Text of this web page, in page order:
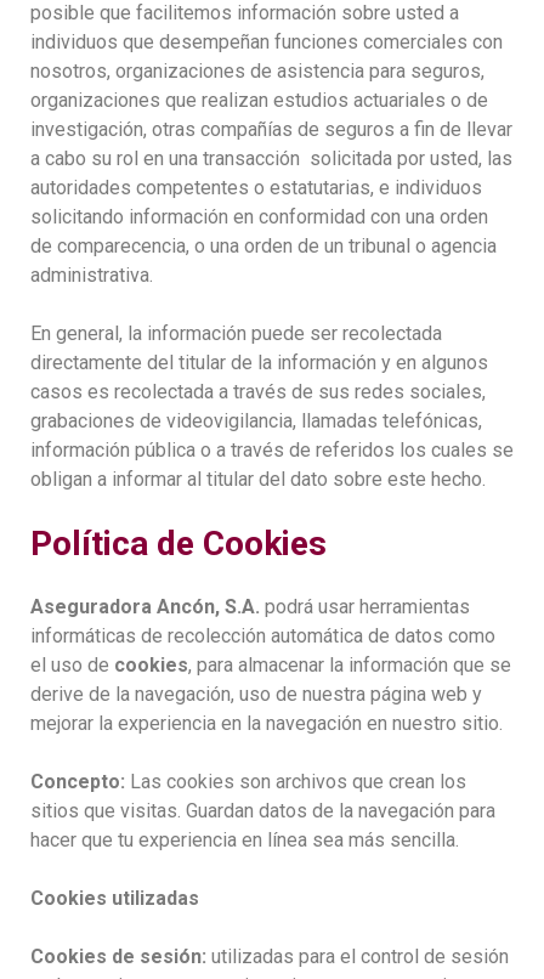
posible que facilitemos información sobre usted a
individuos que desempeñan funciones comerciales con
nosotros, organizaciones de asistencia para seguros,
organizaciones que realizan estudios actuariales o de
investigación, otras compañías de seguros a fin de llevar
a cabo su rol en una transacción solicitada por usted, las
autoridades competentes o estatutarias, e individuos
solicitando información en conformidad con una orden
de comparecencia, o una orden de un tribunal o agencia
administrativa.
En general, la información puede ser recolectada
directamente del titular de la información y en algunos
casos es recolectada a través de sus redes sociales,
grabaciones de videovigilancia, llamadas telefónicas,
información pública o a través de referidos los cuales se
obligan a informar al titular del dato sobre este hecho.
Política de Cookies
Aseguradora Ancón, S.A. podrá usar herramientas
informáticas de recolección automática de datos como
el uso de cookies, para almacenar la información que se
derive de la navegación, uso de nuestra página web y
mejorar la experiencia en la navegación en nuestro sitio.
Concepto: Las cookies son archivos que crean los
sitios que visitas. Guardan datos de la navegación para
hacer que tu experiencia en línea sea más sencilla.
Cookies utilizadas
Cookies de sesión: utilizadas para el control de sesión